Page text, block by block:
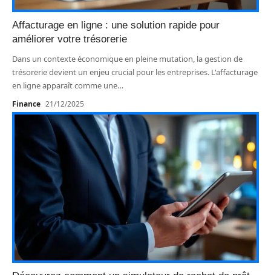
Affacturage en ligne : une solution rapide pour
améliorer votre trésorerie
Dans un contexte économique en pleine mutation, la gestion de
trésorerie devient un enjeu crucial pour les entreprises. L'affacturage
en ligne apparaît comme une…
Finance 21/12/2025